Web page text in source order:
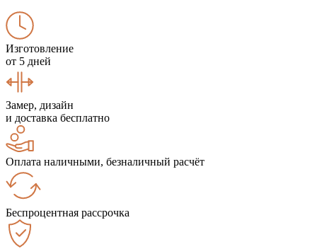
Изготовление
от 5 дней
Замер, дизайн
и доставка бесплатно
Оплата наличными, безналичный расчёт
Беспроцентная рассрочка